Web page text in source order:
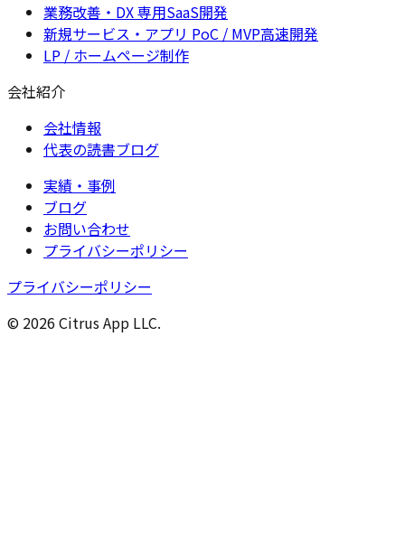
業務改善・DX 専用SaaS開発
新規サービス・アプリ PoC / MVP高速開発
LP / ホームページ制作
会社紹介
会社情報
代表の読書ブログ
実績・事例
ブログ
お問い合わせ
プライバシーポリシー
プライバシーポリシー
© 2026 Citrus App LLC.